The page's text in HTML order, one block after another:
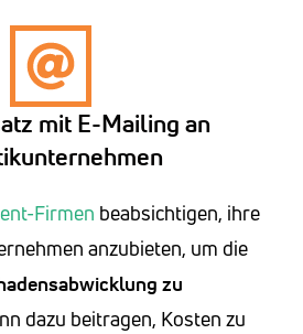
mit E-Mailing an
Firmen beabsichtigen, ihre
anzubieten, um die
zu
dazu beitragen, Kosten zu